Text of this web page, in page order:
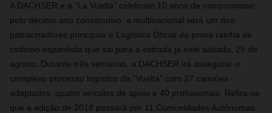
A DACHSER e a “La Vuelta” celebram 10 anos de compromisso:
pelo décimo ano consecutivo, a multinacional será um dos
patrocinadores principais e Logística Oficial da prova rainha de
ciclismo espanhola que sai para a estrada já este sábado, 25 de
agosto. Durante três semanas, a DACHSER irá assegurar o
complexo processo logístico da “Vuelta” com 27 camiões
adaptados, quatro veículos de apoio e 40 profissionais. Refira-se
que a edição de 2018 passará por 11 Comunidades Autónomas,